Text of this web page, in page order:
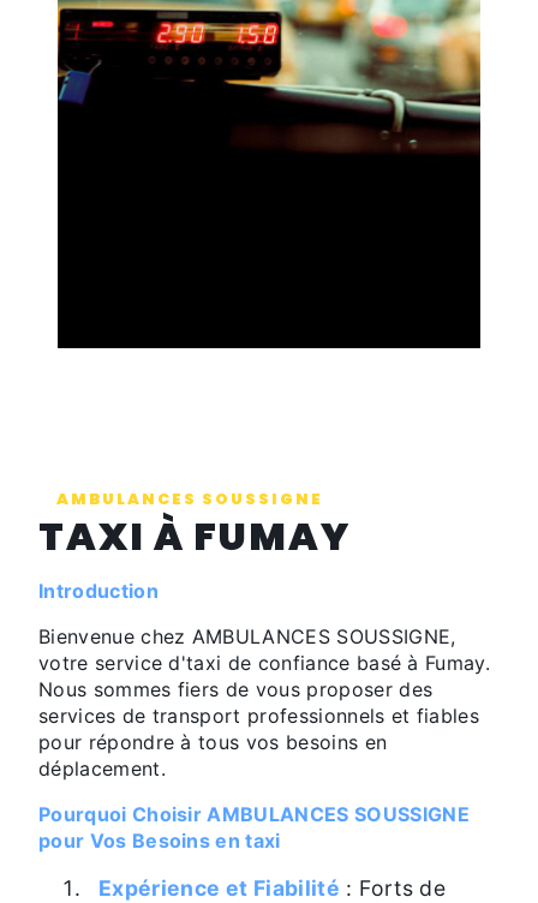
AMBULANCES SOUSSIGNE
TAXI À FUMAY
Introduction
Bienvenue chez AMBULANCES SOUSSIGNE,
votre service d'taxi de confiance basé à Fumay.
Nous sommes fiers de vous proposer des
services de transport professionnels et fiables
pour répondre à tous vos besoins en
déplacement.
Pourquoi Choisir AMBULANCES SOUSSIGNE
pour Vos Besoins en taxi
Expérience et Fiabilité : Forts de